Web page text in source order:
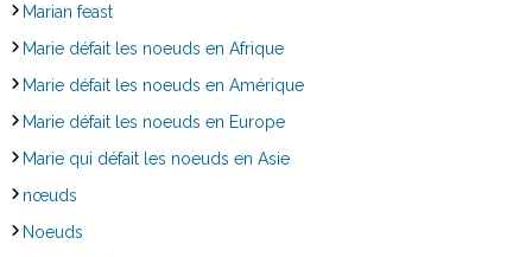
Marian feast
Marie défait les noeuds en Afrique
Marie défait les noeuds en Amérique
Marie défait les noeuds en Europe
Marie qui défait les noeuds en Asie
nœuds
Noeuds